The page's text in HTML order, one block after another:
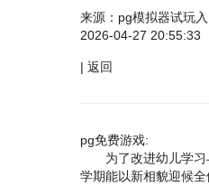
来源： pg模拟器试玩入
2026-04-27 20:55:33
| 返回
pg免费游戏:
为了改进幼儿学习
学期能以新相貌迎候